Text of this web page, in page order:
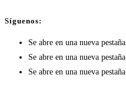
Síguenos:
Se abre en una nueva pestaña
Se abre en una nueva pestaña
Se abre en una nueva pestaña